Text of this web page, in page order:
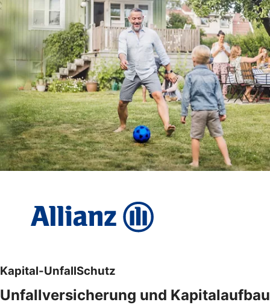
Kapital-UnfallSchutz
Unfallversicherung und Kapitalaufbau